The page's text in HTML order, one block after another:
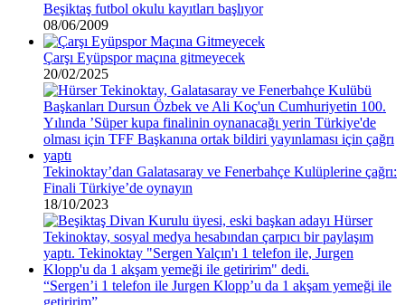
Beşiktaş futbol okulu kayıtları başlıyor
08/06/2009
Çarşı Eyüpspor maçına gitmeyecek
20/02/2025
Tekinoktay’dan Galatasaray ve Fenerbahçe Kulüplerine çağrı:
Finali Türkiye’de oynayın
18/10/2023
“Sergen’i 1 telefon ile Jurgen Klopp’u da 1 akşam yemeği ile